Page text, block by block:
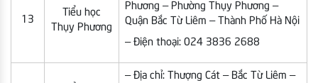
13
Tiểu học
Thụy Phương
Phương – Phường Thụy Phương –
Quận Bắc Từ Liêm – Thành Phố Hà Nội
– Điện thoại: 024 3836 2688
– Địa chỉ: Thượng Cát – Bắc Từ Liêm –